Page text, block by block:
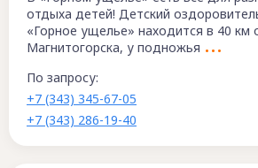
отдыха детей! Детский
«Горное ущелье» находится в 40 км
Магнитогорска, у подножья
По запросу:
+7 (343) 345-67-05
+7 (343) 286-19-40